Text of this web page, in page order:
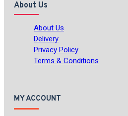
About Us
About Us
Delivery
Privacy Policy
Terms & Conditions
MY ACCOUNT